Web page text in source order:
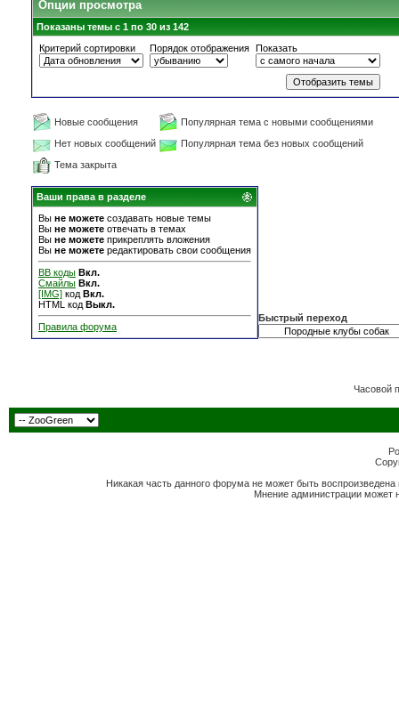
Опции просмотра
Показаны темы с 1 по 30 из 142
Критерий сортировки
Порядок отображения Показать
Новые сообщения
Популярная тема с новыми сообщениями
Нет новых сообщений
Популярная тема без новых сообщений
Тема закрыта
Ваши права в разделе
Вы не можете создавать новые темы
Вы не можете отвечать в темах
Вы не можете прикреплять вложения
Вы не можете редактировать свои сообщения
BB коды Вкл.
Смайлы Вкл.
[IMG] код Вкл.
HTML код Выкл.
Правила форума
Быстрый переход
Часовой
Никакая часть данного форума не может быть
Мнение администрации может